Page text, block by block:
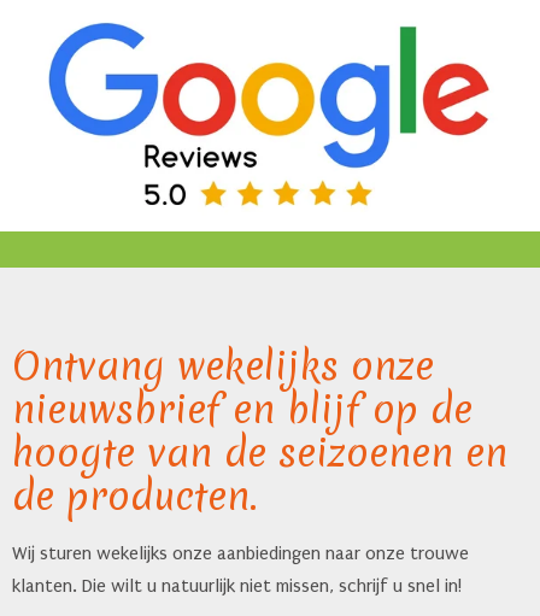
Ontvang wekelijks onze
nieuwsbrief en blijf op de
hoogte van de seizoenen en
de producten.
Wij sturen wekelijks onze aanbiedingen naar onze trouwe
klanten. Die wilt u natuurlijk niet missen, schrijf u snel in!